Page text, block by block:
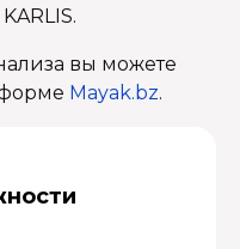
вы можете
Mayak.bz.